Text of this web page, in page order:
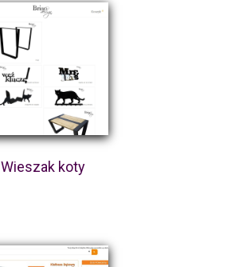
Wieszak koty